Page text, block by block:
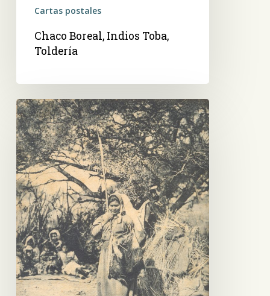
Cartas postales
Chaco Boreal, Indios Toba,
Toldería
Gran
Chaco,
Rep.
Argentina.
Joven
Toba